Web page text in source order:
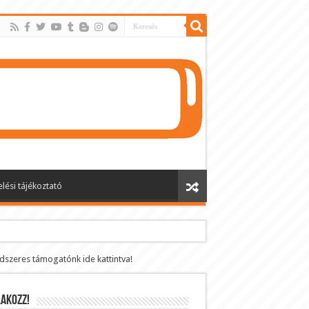
tájékoztató
támogatónk ide kattintva!